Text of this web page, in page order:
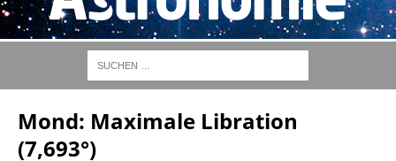
Mond: Maximale Libration
(7,693°)